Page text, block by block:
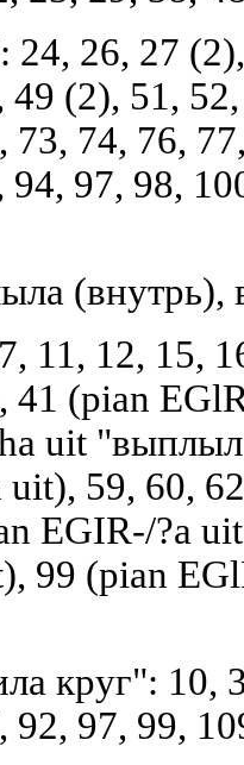
26, 27
(2), 51,
73, 74, 76,
97, 98,
(внутрь),
11, 12, 15,
41 (pian
uit
59, 60,
EGIR-/?a
99 (pian
круг": 10,
92, 97, 99,